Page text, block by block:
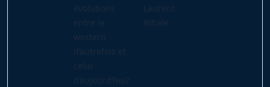
évolutions
entre le
western
d’autrefois et
celui
d’aujourd’hui?
Laurent
Whale